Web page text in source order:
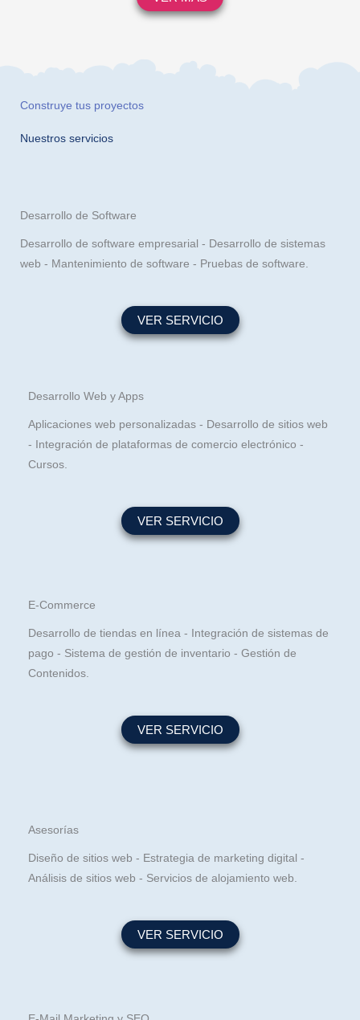
Construye tus proyectos
Nuestros servicios
Desarrollo de Software
Desarrollo de software empresarial - Desarrollo de sistemas
web - Mantenimiento de software - Pruebas de software.
VER SERVICIO
Desarrollo Web y Apps
Aplicaciones web personalizadas - Desarrollo de sitios web
- Integración de plataformas de comercio electrónico -
Cursos.
VER SERVICIO
E-Commerce
Desarrollo de tiendas en línea - Integración de sistemas de
pago - Sistema de gestión de inventario - Gestión de
Contenidos.
VER SERVICIO
Asesorías
Diseño de sitios web - Estrategia de marketing digital -
Análisis de sitios web - Servicios de alojamiento web.
VER SERVICIO